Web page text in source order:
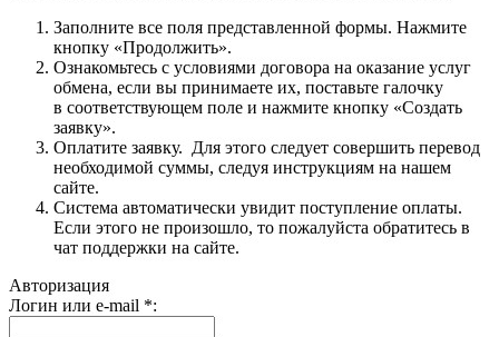
Заполните все поля представленной формы. Нажмите
кнопку «Продолжить».
Ознакомьтесь с условиями договора на оказание услуг
обмена, если вы принимаете их, поставьте галочку
в соответствующем поле и нажмите кнопку «Создать
заявку».
Оплатите заявку. Для этого следует совершить перевод
необходимой суммы, следуя инструкциям на нашем
сайте.
Система автоматически увидит поступление оплаты.
Если этого не произошло, то пожалуйста обратитесь в
чат поддержки на сайте.
Авторизация
Логин или e-mail *: